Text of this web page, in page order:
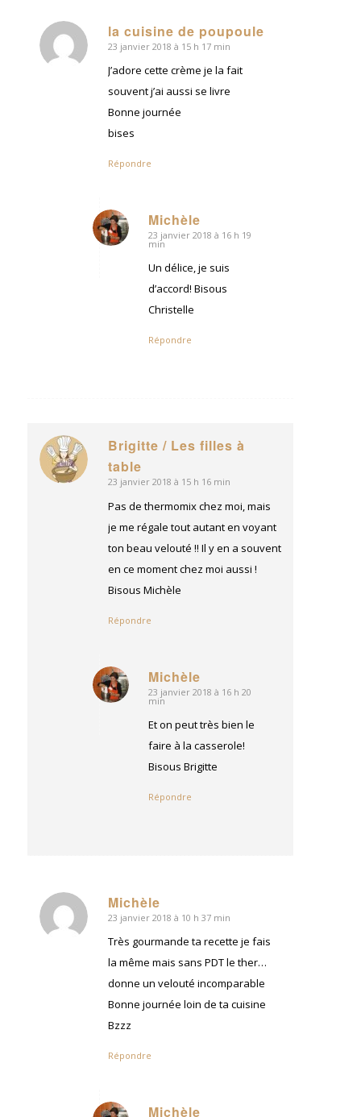
la cuisine de poupoule
dit
23 janvier 2018 à 15 h 17 min
J’adore cette crème je la fait
souvent j’ai aussi se livre
Bonne journée
bises
Répondre
Michèle
dit
23 janvier 2018 à 16 h 19
min
Un délice, je suis
d’accord! Bisous
Christelle
Répondre
Brigitte / Les filles à
table
dit
:
23 janvier 2018 à 15 h 16 min
Pas de thermomix chez moi, mais
je me régale tout autant en voyant
ton beau velouté !! Il y en a souvent
en ce moment chez moi aussi !
Bisous Michèle
Répondre
Michèle
dit
23 janvier 2018 à 16 h 20
min
Et on peut très bien le
faire à la casserole!
Bisous Brigitte
Répondre
Michèle
dit
:
23 janvier 2018 à 10 h 37 min
Très gourmande ta recette je fais
la même mais sans PDT le ther…
donne un velouté incomparable
Bonne journée loin de ta cuisine
Bzzz
Répondre
Michèle